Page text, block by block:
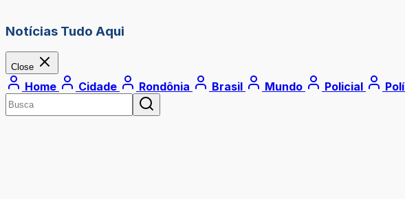
Notícias Tudo Aqui
Close
Home Cidade Rondônia Brasil Mundo Policial